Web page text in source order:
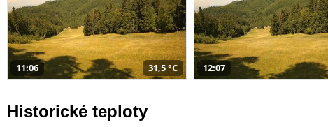
11:06 31,5 °C 12:07
Historické teploty